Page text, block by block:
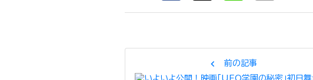
chevron_left 前の記事